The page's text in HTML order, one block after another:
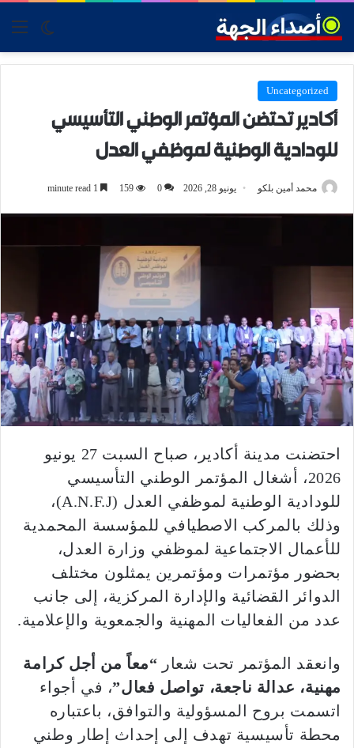
skin
Uncategorized
أكادير تحتضن المؤتمر الوطني التأسيسي
للودادية الوطنية لموظفي العدل
محمد أمين بلكو يونيو 28, 2026 0
159
احتضنت مدينة أكادير، صباح السبت 27 يونيو
2026، أشغال المؤتمر الوطني التأسيسي
للودادية الوطنية لموظفي العدل (A.N.F.J)،
وذلك بالمركب الاصطيافي للمؤسسة المحمدية
للأعمال الاجتماعية لموظفي وزارة العدل،
بحضور مؤتمرات ومؤتمرين يمثلون مختلف
الدوائر القضائية والإدارة المركزية، إلى جانب
عدد من الفعاليات المهنية والجمعوية والإعلامية.
وانعقد المؤتمر تحت شعار “معاً من أجل كرامة
مهنية، عدالة ناجعة، تواصل فعال”، في أجواء
اتسمت بروح المسؤولية والتوافق، باعتباره
محطة تأسيسية تهدف إلى إحداث إطار وطني